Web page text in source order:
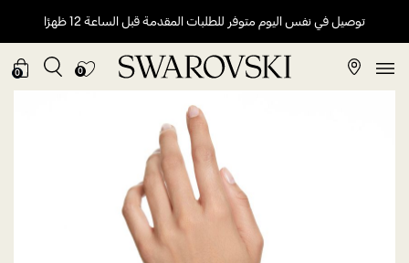
توصيل في نفس اليوم متوفر للطلبات المقدمة قبل الساعة 12 ظهرًا
0
0